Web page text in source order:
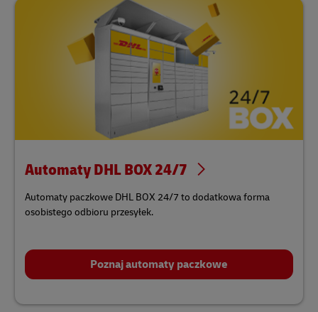
Automaty DHL BOX 24/7
Automaty paczkowe DHL BOX 24/7 to dodatkowa forma
osobistego odbioru przesyłek.
Poznaj automaty paczkowe